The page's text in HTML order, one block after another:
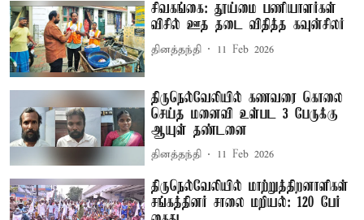
சிவகங்கை: தூய்மை பணியாளர்கள்
விசில் ஊத தடை விதித்த கவுன்சிலர்
தினத்தந்தி 11 Feb 2026
திருநெல்வேலியில் கணவரை கொலை
செய்த மனைவி உள்பட 3 பேருக்கு
ஆயுள் தண்டனை
தினத்தந்தி 11 Feb 2026
திருநெல்வேலியில் மாற்றுத்திறனாளிகள்
சங்கத்தினர் சாலை மறியல்: 120 பேர்